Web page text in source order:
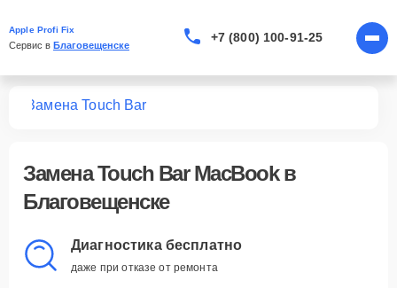
Apple Profi Fix
Сервис в Благовещенске
+7 (800) 100-91-25
Замена Touch Bar
Замена Touch Bar MacBook в
Благовещенске
Диагностика бесплатно
даже при отказе от ремонта